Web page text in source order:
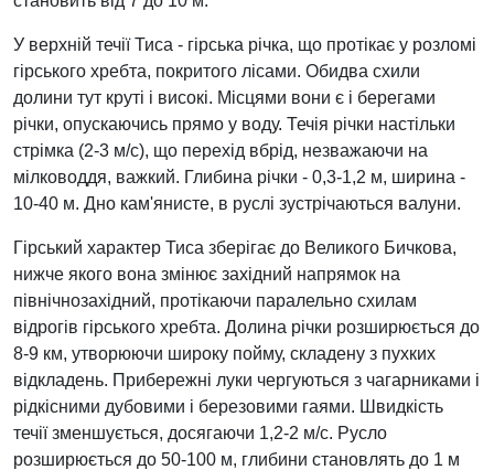
У верхній течії Тиса - гірська річка, що протікає у розломі
гірського хребта, покритого лісами. Обидва схили
долини тут круті і високі. Місцями вони є і берегами
річки, опускаючись прямо у воду. Течія річки настільки
стрімка (2-3 м/с), що перехід вбрід, незважаючи на
мілководдя, важкий. Глибина річки - 0,3-1,2 м, ширина -
10-40 м. Дно кам'янисте, в руслі зустрічаються валуни.
Гірський характер Тиса зберігає до Великого Бичкова,
нижче якого вона змінює західний напрямок на
північнозахідний, протікаючи паралельно схилам
відрогів гірського хребта. Долина річки розширюється до
8-9 км, утворюючи широку пойму, складену з пухких
відкладень. Прибережні луки чергуються з чагарниками і
рідкісними дубовими і березовими гаями. Швидкість
течії зменшується, досягаючи 1,2-2 м/с. Русло
розширюється до 50-100 м, глибини становлять до 1 м